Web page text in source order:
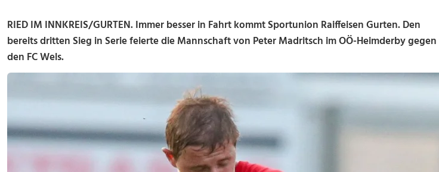
RIED IM INNKREIS/GURTEN. Immer besser in Fahrt kommt Sportunion Raiffeisen Gurten. Den
bereits dritten Sieg in Serie feierte die Mannschaft von Peter Madritsch im OÖ-Heimderby gegen
den FC Wels.